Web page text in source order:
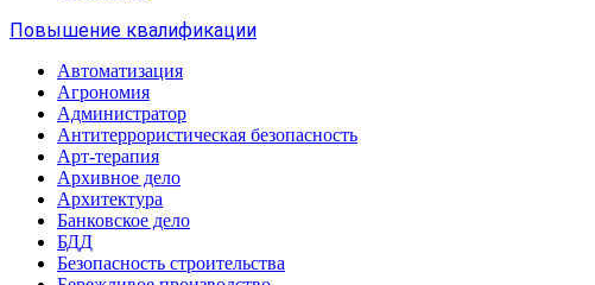
Повышение квалификации
Автоматизация
Агрономия
Администратор
Антитеррористическая безопасность
Арт-терапия
Архивное дело
Архитектура
Банковское дело
БДД
Безопасность строительства